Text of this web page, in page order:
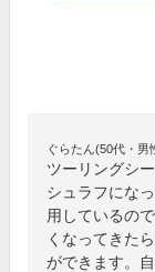
ぐらたん(50代・男
ツーリングシ
シュラフにな
用しているの
くなってきた
ができます。